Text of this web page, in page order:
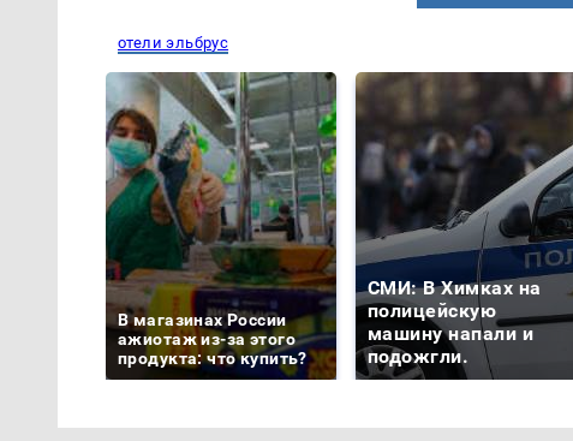
отели эльбрус
В магазинах России
ажиотаж из-за этого
продукта: что купить?
СМИ: В Химках на
полицейскую
машину напали и
подожгли.